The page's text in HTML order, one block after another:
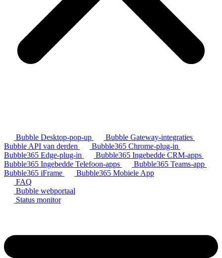
Bubble Desktop-pop-up
Bubble Gateway-integraties
Bubble API van derden
Bubble365 Chrome-plug-in
Bubble365 Edge-plug-in
Bubble365 Ingebedde CRM-apps
Bubble365 Ingebedde Telefoon-apps
Bubble365 Teams-app
Bubble365 iFrame
Bubble365 Mobiele App
FAQ
Bubble webportaal
Status monitor